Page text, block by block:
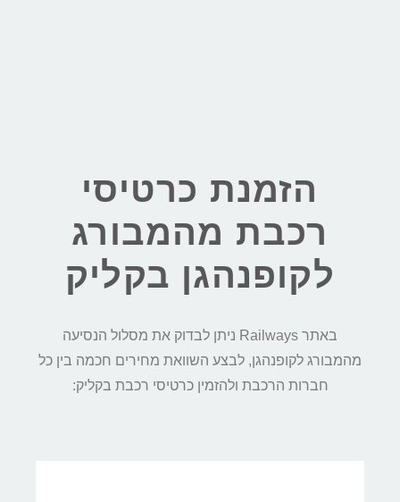
הזמנת כרטיסי
רכבת מהמבורג
לקופנהגן בקליק
באתר Railways ניתן לבדוק את מסלול הנסיעה
מהמבורג לקופנהגן, לבצע השוואת מחירים חכמה בין כל
חברות הרכבת ולהזמין כרטיסי רכבת בקליק: